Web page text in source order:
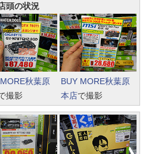
頭の状況
秋葉原
撮影
BUY MORE秋葉原
本店で撮影